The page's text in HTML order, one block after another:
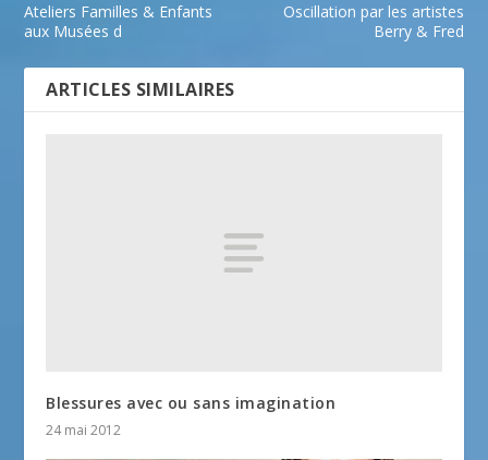
Ateliers Familles & Enfants
aux Musées d
Oscillation par les artistes
Berry & Fred
ARTICLES SIMILAIRES
Blessures avec ou sans imagination
24 mai 2012